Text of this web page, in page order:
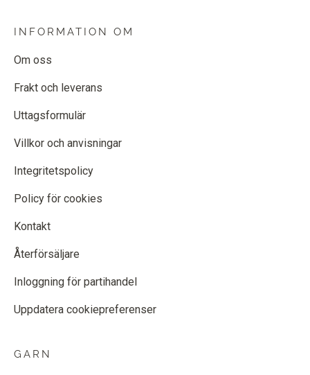
INFORMATION OM
Om oss
Frakt och leverans
Uttagsformulär
Villkor och anvisningar
Integritetspolicy
Policy för cookies
Kontakt
Återförsäljare
Inloggning för partihandel
Uppdatera cookiepreferenser
GARN